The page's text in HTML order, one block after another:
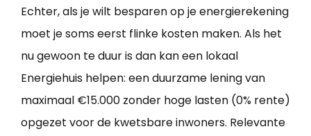
Echter, als je wilt besparen op je energierekening
moet je soms eerst flinke kosten maken. Als het
nu gewoon te duur is dan kan een lokaal
Energiehuis helpen: een duurzame lening van
maximaal €15.000 zonder hoge lasten (0% rente)
opgezet voor de kwetsbare inwoners. Relevante